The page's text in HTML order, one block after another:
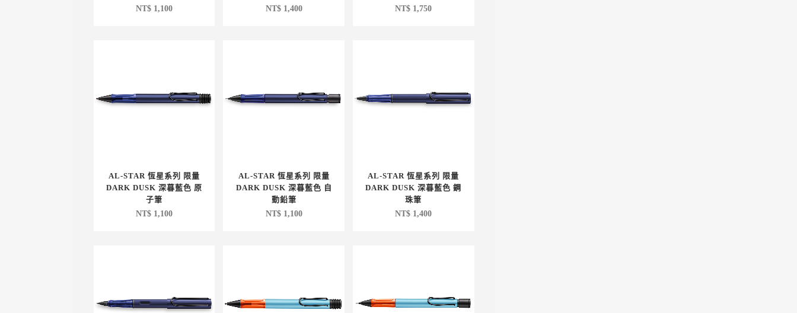
NT$1,100
NT$1,400
NT$ 1,750
AL-STAR 恆星系列 限量
DARK DUSK 深暮藍色 原
子筆
NT$1,100
AL-STAR 恆星系列 限量
DARK DUSK 深暮藍色 自
動鉛筆
NT$1,100
AL-STAR 恆星系列 限量
DARK DUSK 深暮藍色 鋼
珠筆
NT$ 1,400